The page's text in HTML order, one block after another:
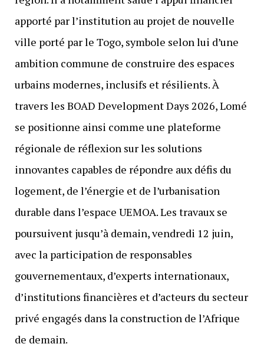
apporté par l’institution au projet de nouvelle
ville porté par le Togo, symbole selon lui d’une
ambition commune de construire des espaces
urbains modernes, inclusifs et résilients. À
travers les BOAD Development Days 2026, Lomé
se positionne ainsi comme une plateforme
régionale de réflexion sur les solutions
innovantes capables de répondre aux défis du
logement, de l’énergie et de l’urbanisation
durable dans l’espace UEMOA. Les travaux se
poursuivent jusqu’à demain, vendredi 12 juin,
avec la participation de responsables
gouvernementaux, d’experts internationaux,
d’institutions financières et d’acteurs du secteur
privé engagés dans la construction de l’Afrique
de demain.